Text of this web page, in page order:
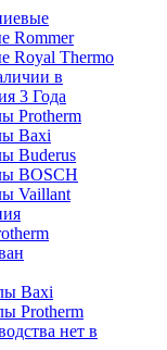
Rommer
Royal Thermo
в
3 Года
Protherm
Baxi
Buderus
BOSCH
Vaillant
Baxi
Protherm
нет в